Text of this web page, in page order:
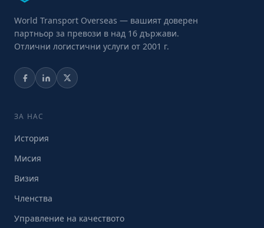
World Transport Overseas — вашият доверен
партньор за превози в над 16 държави.
Отлични логистични услуги от 2001 г.
ЗА НАС
История
Мисия
Визия
Членства
Управление на качеството